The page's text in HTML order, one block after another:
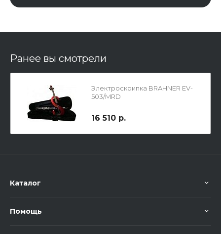
Ранее вы смотрели
Электроскрипка BRAHNER EV-
503/MRD
16 510 р.
Каталог
Помощь